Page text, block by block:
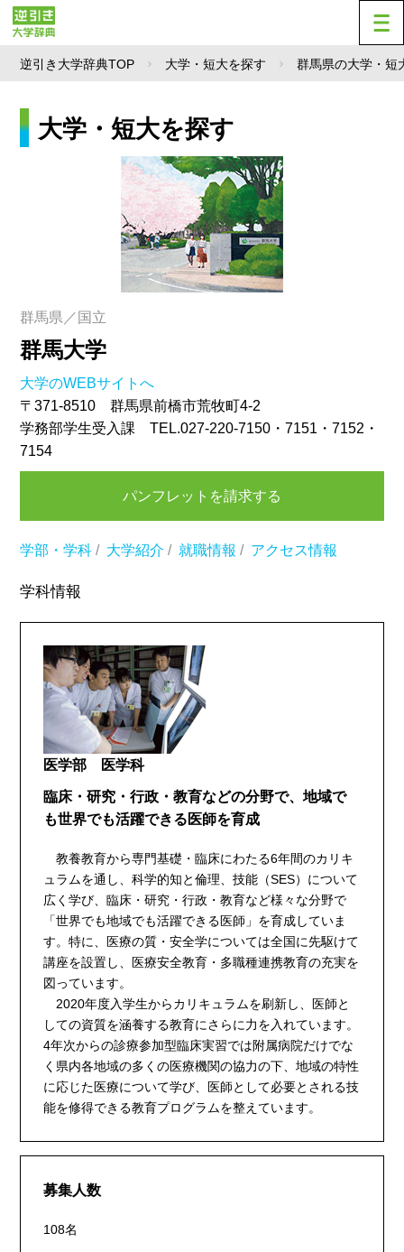
逆引き大学辞典TOP 大学・短大を探す 群馬県の大学・短
大学・短大を探す
群馬県／国立
群馬大学
大学のWEBサイトへ
〒371-8510 群馬県前橋市荒牧町4-2
学務部学生受入課 TEL.027-220-7150・7151・7152・
7154
パンフレットを請求する
学部・学科 / 大学紹介 / 就職情報 / アクセス情報
学科情報
医学部 医学科
臨床・研究・行政・教育などの分野で、地域で
も世界でも活躍できる医師を育成
教養教育から専門基礎・臨床にわたる6年間のカリキ
ュラムを通し、科学的知と倫理、技能（SES）について
広く学び、臨床・研究・行政・教育など様々な分野で
「世界でも地域でも活躍できる医師」を育成していま
す。特に、医療の質・安全学については全国に先駆けて
講座を設置し、医療安全教育・多職種連携教育の充実を
図っています。
2020年度入学生からカリキュラムを刷新し、医師と
しての資質を涵養する教育にさらに力を入れています。
4年次からの診療参加型臨床実習では附属病院だけでな
く県内各地域の多くの医療機関の協力の下、地域の特性
に応じた医療について学び、医師として必要とされる技
能を修得できる教育プログラムを整えています。
募集人数
108名